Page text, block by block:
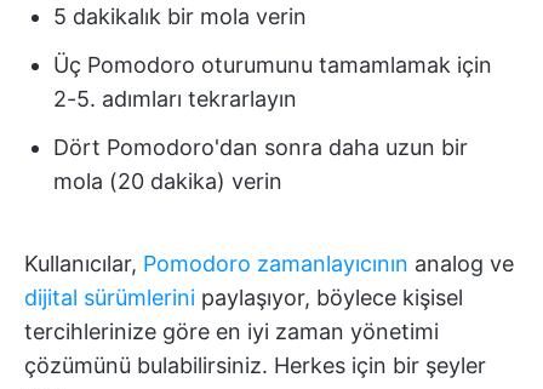
5 dakikalık bir mola verin
Üç Pomodoro oturumunu tamamlamak için
2-5. adımları tekrarlayın
Dört Pomodoro'dan sonra daha uzun bir
mola (20 dakika) verin
Kullanıcılar, Pomodoro zamanlayıcının analog ve
dijital sürümlerini paylaşıyor, böylece kişisel
tercihlerinize göre en iyi zaman yönetimi
çözümünü bulabilirsiniz. Herkes için bir şeyler